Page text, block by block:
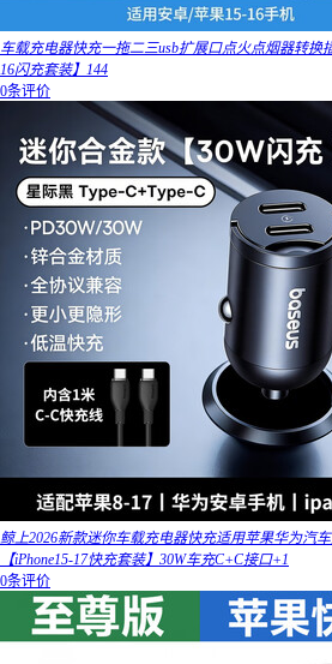
车载充电器快充一拖二三usb扩展口点火点烟器转换
16闪充套装】144
0条评价
鲸上2026新款迷你车载充电器快充适用苹果华为汽
【iPhone15-17快充套装】30W车充C+C接口+1
0条评价